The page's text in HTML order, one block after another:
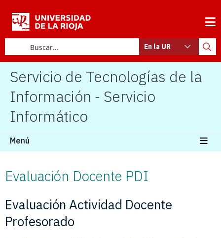
En la UR
Servicio de Tecnologías de la
Información - Servicio
Informático
Menú
Evaluación Docente PDI
Evaluación Actividad Docente
Profesorado